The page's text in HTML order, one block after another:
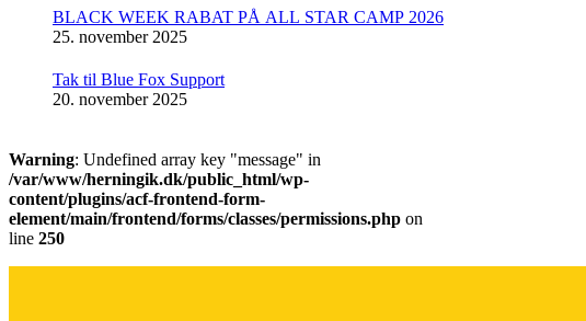
BLACK WEEK RABAT PÅ ALL STAR CAMP 2026
25. november 2025
Tak til Blue Fox Support
20. november 2025
Warning: Undefined array key "message" in
/var/www/herningik.dk/public_html/wp-
content/plugins/acf-frontend-form-
element/main/frontend/forms/classes/permissions.php on
line 250